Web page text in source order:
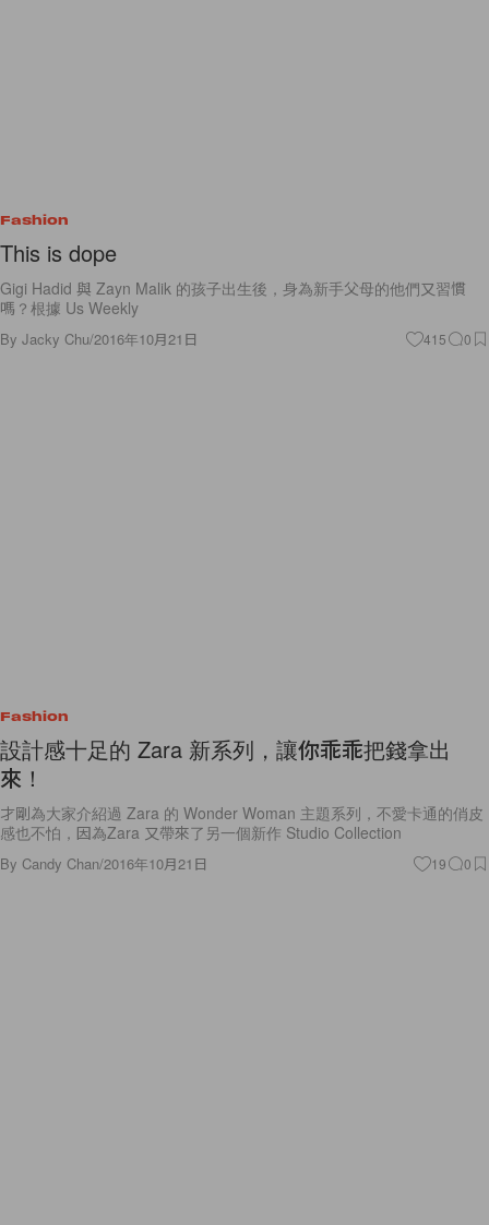
Fashion
This is dope
Gigi Hadid 與 Zayn Malik 的孩子出生後，身為新手父母的他們又習慣
嗎？根據 Us Weekly
By Jacky Chu/2016年10月21日 415 0
Fashion
設計感十足的 Zara 新系列，讓你乖乖把錢拿出
來！
才剛為大家介紹過 Zara 的 Wonder Woman 主題系列，不愛卡通的俏皮
感也不怕，因為Zara 又帶來了另一個新作 Studio Collection
By Candy Chan/2016年10月21日 19 0